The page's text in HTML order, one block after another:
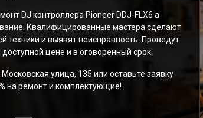
DJ контроллера Pioneer DDJ-FLX6 а
Квалифицированные мастера сделают
техники и выявят неисправность. Проведут
цене и в оговоренный срок.
улица, 135 или оставьте заявку
на ремонт и комплектующие!